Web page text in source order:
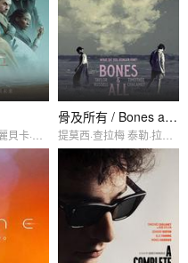
骨及所有 / Bones and All